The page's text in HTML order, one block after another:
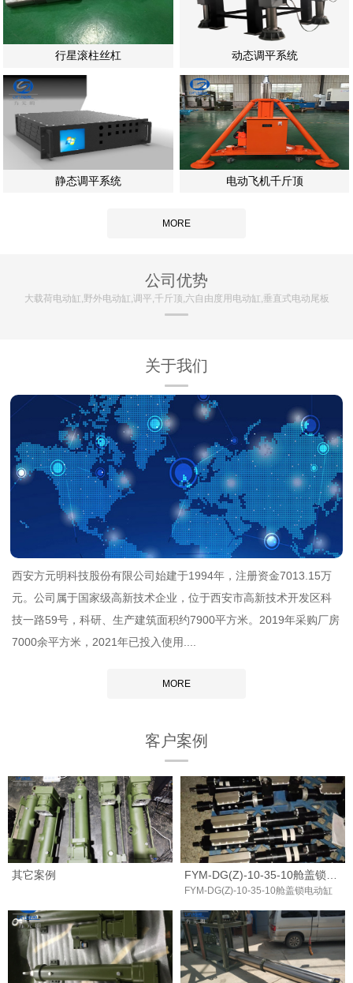
行星滚柱丝杠 动态调平系统
静态调平系统 电动飞机千斤顶
MORE
公司优势
大载荷电动缸,野外电动缸,调平,千斤顶,六自由度用电动缸,垂直式电动尾板
关于我们
西安方元明科技股份有限公司始建于1994年，注册资金7013.15万
元。公司属于国家级高新技术企业，位于西安市高新技术开发区科
技一路59号，科研、生产建筑面积约7900平方米。2019年采购厂房
7000余平方米，2021年已投入使用....
MORE
客户案例
其它案例
FYM-DG(Z)-10-35-10舱盖锁电动缸